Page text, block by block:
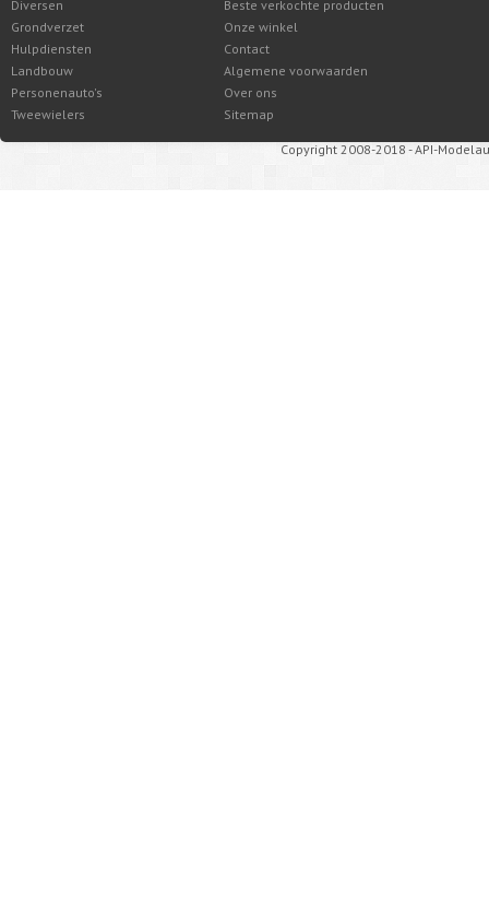
Diversen
Grondverzet
Hulpdiensten
Landbouw
Personenauto's
Tweewielers
Beste verkochte producten
Onze winkel
Contact
Algemene voorwaarden
Over ons
Sitemap
Copyright 2008-2018 - API-